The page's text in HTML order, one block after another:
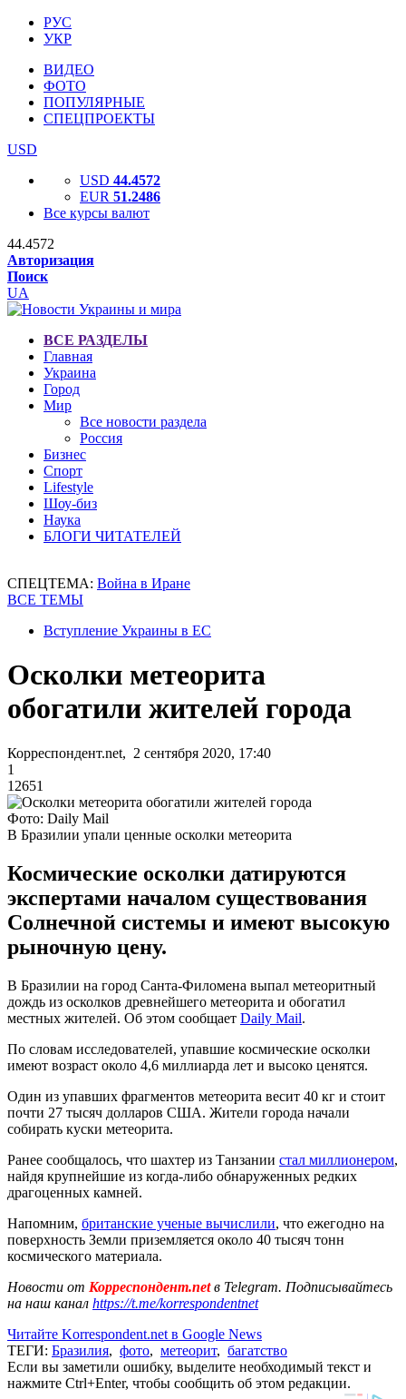
РУС
УКР
ВИДЕО
ФОТО
ПОПУЛЯРНЫЕ
СПЕЦПРОЕКТЫ
USD
USD 44.4572
EUR 51.2486
Все курсы валют
44.4572
Авторизация
Поиск
UA
ВСЕ РАЗДЕЛЫ
Главная
Украина
Город
Мир
Все новости раздела
Россия
Бизнес
Спорт
Lifestyle
Шоу-биз
Наука
БЛОГИ ЧИТАТЕЛЕЙ
СПЕЦТЕМА: Война в Иране
ВСЕ ТЕМЫ
Вступление Украины в ЕС
Осколки метеорита
обогатили жителей города
Корреспондент.net, 2 сентября 2020, 17:40
1
12651
Фото: Daily Mail
В Бразилии упали ценные осколки метеорита
Космические осколки датируются
экспертами началом существования
Солнечной системы и имеют высокую
рыночную цену.
В Бразилии на город Санта-Филомена выпал метеоритный
дождь из осколков древнейшего метеорита и обогатил
местных жителей. Об этом сообщает Daily Mail.
По словам исследователей, упавшие космические осколки
имеют возраст около 4,6 миллиарда лет и высоко ценятся.
Один из упавших фрагментов метеорита весит 40 кг и стоит
почти 27 тысяч долларов США. Жители города начали
собирать куски метеорита.
Ранее сообщалось, что шахтер из Танзании стал миллионером,
найдя крупнейшие из когда-либо обнаруженных редких
драгоценных камней.
Напомним, британские ученые вычислили, что ежегодно на
поверхность Земли приземляется около 40 тысяч тонн
космического материала.
Новости от Корреспондент.netв Telegram. Подписывайтесь
на наш канал https://t.me/korrespondentnet
Читайте Korrespondent.net в Google News
ТЕГИ: Бразилия, фото, метеорит, багатство
Если вы заметили ошибку, выделите необходимый текст и
нажмите Ctrl+Enter, чтобы сообщить об этом редакции.